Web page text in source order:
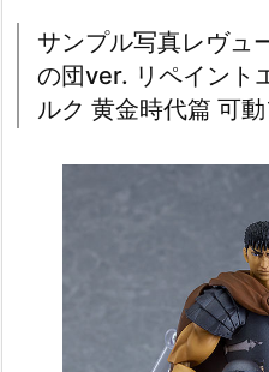
サンプル写真レヴュ
の団ver. リペイント
ルク 黄金時代篇 可